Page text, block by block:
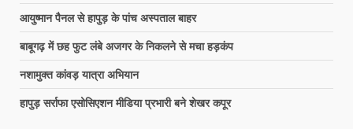
आयुष्मान पैनल से हापुड़ के पांच अस्पताल बाहर
बाबूगढ़ में छह फुट लंबे अजगर के निकलने से मचा हड़कंप
नशामुक्त कांवड़ यात्रा अभियान
हापुड़ सर्राफा एसोसिएशन मीडिया प्रभारी बने शेखर कपूर